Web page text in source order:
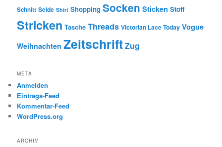
Schnitt Seide Shirt Shopping Socken Sticken Stoff
Stricken Tasche Threads Victorian Lace Today Vogue
Weihnachten ZeitschriftZug
META
Anmelden
Eintrags-Feed
Kommentar-Feed
WordPress.org
ARCHIV